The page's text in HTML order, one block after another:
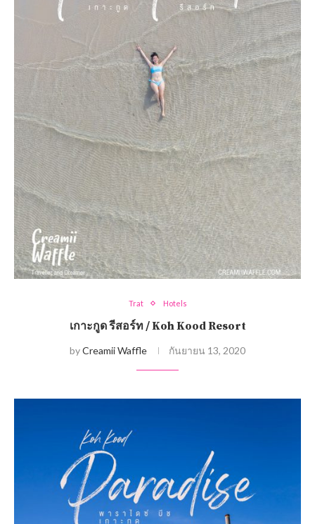
Trat Hotels
เกาะกูด รีสอร์ท / Koh Kood Resort
byCreamii Waffle กันยายน 13, 2020